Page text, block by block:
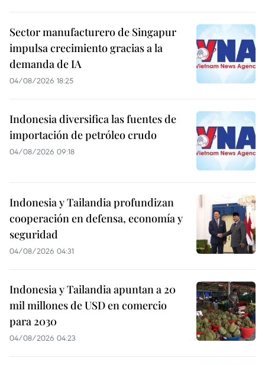
Sector manufacturero de Singapur
impulsa crecimiento gracias a la
demanda de IA
04/08/2026 18:25
Indonesia diversifica las fuentes de
importación de petróleo crudo
04/08/2026 09:18
Indonesia y Tailandia profundizan
cooperación en defensa, economía y
seguridad
04/08/2026 04:31
Indonesia y Tailandia apuntan a 20
mil millones de USD en comercio
para 2030
04/08/2026 04:23